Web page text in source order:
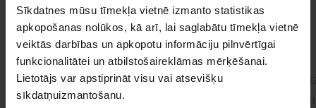
Sīkdatnes mūsu tīmekļa vietnē izmanto statistikas
apkopošanas nolūkos, kā arī, lai saglabātu tīmekļa vietnē
veiktās darbības un apkopotu informāciju pilnvērtīgai
funkcionalitātei un atbilstošaireklāmas mērķēšanai.
Lietotājs var apstiprināt visu vai atsevišķu
sīkdatņuizmantošanu.
UZDOT JAUTĀJUMU
kaķis apēdis plēvi
Ja kaķim gadījies apēst plastiku ,ko ieklāj zem